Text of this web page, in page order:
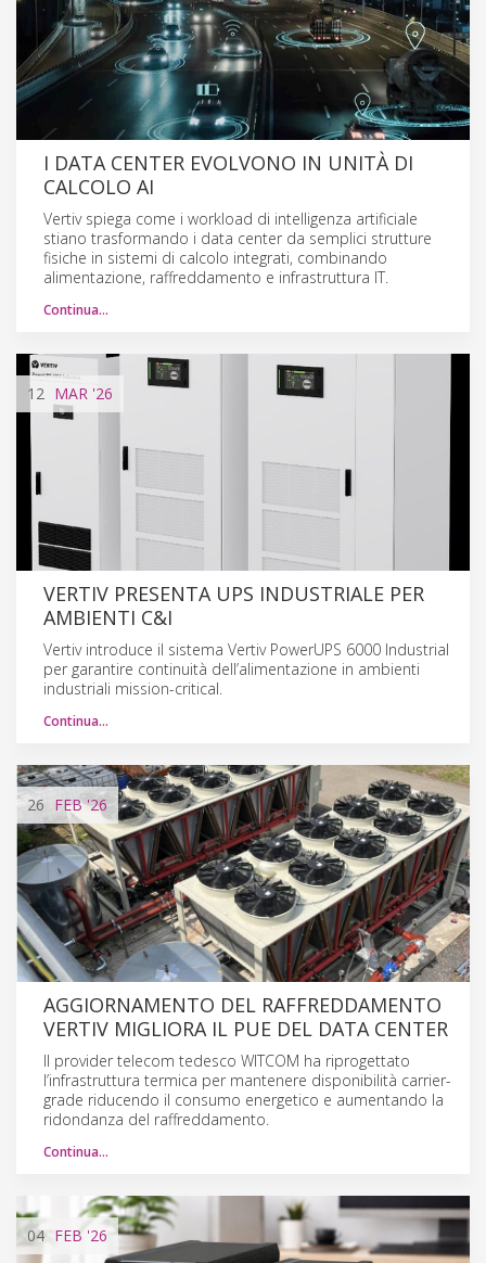
I DATA CENTER EVOLVONO IN UNITÀ DI
CALCOLO AI
Vertiv spiega come i workload di intelligenza artificiale
stiano trasformando i data center da semplici strutture
fisiche in sistemi di calcolo integrati, combinando
alimentazione, raffreddamento e infrastruttura IT.
Continua…
12 MAR '26
VERTIV PRESENTA UPS INDUSTRIALE PER
AMBIENTI C&I
Vertiv introduce il sistema Vertiv PowerUPS 6000 Industrial
per garantire continuità dell’alimentazione in ambienti
industriali mission-critical.
Continua…
26 FEB'26
AGGIORNAMENTO DEL RAFFREDDAMENTO
VERTIV MIGLIORA IL PUE DEL DATA CENTER
Il provider telecom tedesco WITCOM ha riprogettato
l’infrastruttura termica per mantenere disponibilità carrier-
grade riducendo il consumo energetico e aumentando la
ridondanza del raffreddamento.
Continua…
04 FEB'26